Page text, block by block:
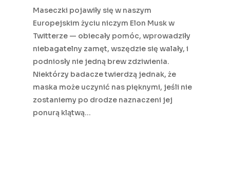
Maseczki pojawiły się w naszym
Europejskim życiu niczym Elon Musk w
Twitterze — obiecały pomóc, wprowadziły
niebagatelny zamęt, wszędzie się walały, i
podniosły nie jedną brew zdziwienia.
Niektórzy badacze twierdzą jednak, że
maska może uczynić nas pięknymi, jeśli nie
zostaniemy po drodze naznaczeni jej
ponurą klątwą…